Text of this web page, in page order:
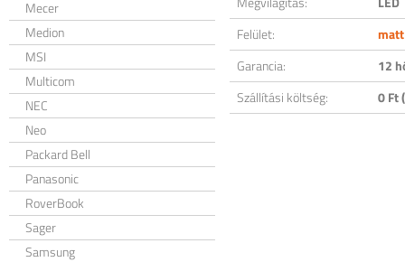
Mecer
Medion
MSI
Multicom
NEC
Neo
Packard Bell
Panasonic
RoverBook
Sager
Samsung
Felület:
matt
Garancia:
12
Szállítási költség:
0 Ft